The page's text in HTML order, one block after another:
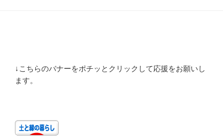
↓こちらのバナーをポチッとクリックして応援をお願いし
ます。